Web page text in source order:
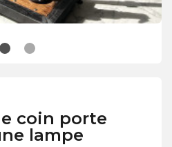
coin porte
lampe